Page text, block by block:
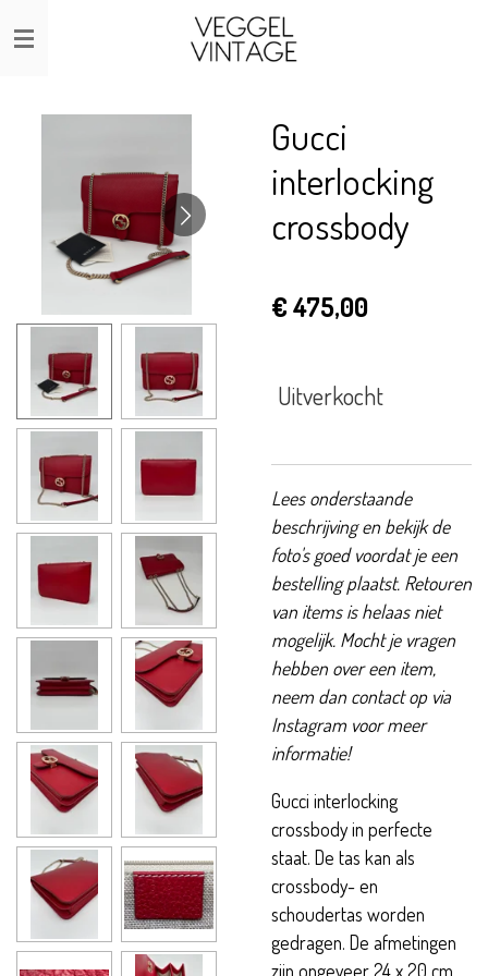
Ga
direct
Gucci
interlocking
crossbody
€ 475,00
Uitverkocht
Lees onderstaande
beschrijving en bekijk de
foto's goed voordat je een
bestelling plaatst. Retouren
van items is helaas niet
mogelijk. Mocht je vragen
hebben over een item,
neem dan contact op via
Instagram voor meer
informatie!
Gucci interlocking
crossbody in perfecte
staat. De tas kan als
crossbody- en
schoudertas worden
gedragen. De afmetingen
zijn ongeveer 24 x 20 cm.